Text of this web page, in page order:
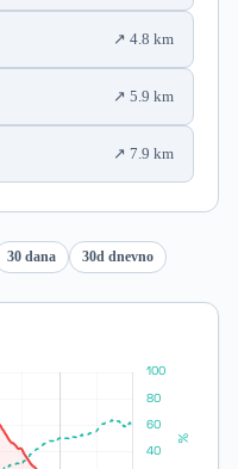
4.8 km
5.9 km
7.9 km
30 dana 30d dnevno